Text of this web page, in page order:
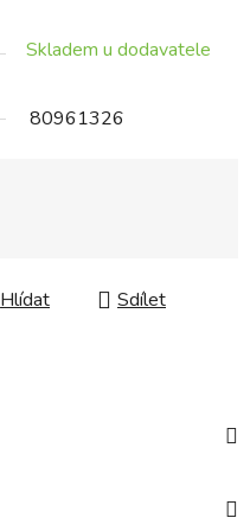
Skladem u dodavatele
80961326
Hlídat Sdílet